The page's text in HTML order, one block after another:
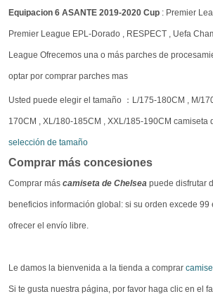
Equipacion 6 ASANTE 2019-2020 Cup : Premier
Premier League EPL-Dorado , RESPECT , Uefa
League Ofrecemos una o más parches de
optar por comprar parches mas
Usted puede elegir el tamaño ：L/175-180CM , M/
170CM , XL/180-185CM , XXL/185-190CM camiseta
selección de tamaño
Comprar más concesiones
Comprar más camiseta de Chelsea puede disfrutar
beneficios información global: si su orden excede 99
ofrecer el envío libre.
Le damos la bienvenida a la tienda a comprar
Si te gusta nuestra página, por favor haga clic en el